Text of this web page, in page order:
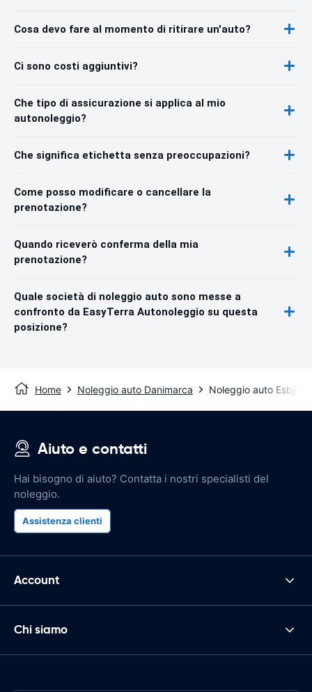
Cosa devo fare al momento di ritirare un'auto?
Ci sono costi aggiuntivi?
Che tipo di assicurazione si applica al mio
autonoleggio?
Che significa etichetta senza preoccupazioni?
Come posso modificare o cancellare la
prenotazione?
Quando riceverò conferma della mia
prenotazione?
Quale società di noleggio auto sono messe a
confronto da EasyTerra Autonoleggio su questa
posizione?
Home Noleggio auto Danimarca Noleggio auto Esbjerg
Aiuto e contatti
Hai bisogno di aiuto? Contatta i nostri specialisti del
noleggio.
Assistenza clienti
Account
Chi siamo